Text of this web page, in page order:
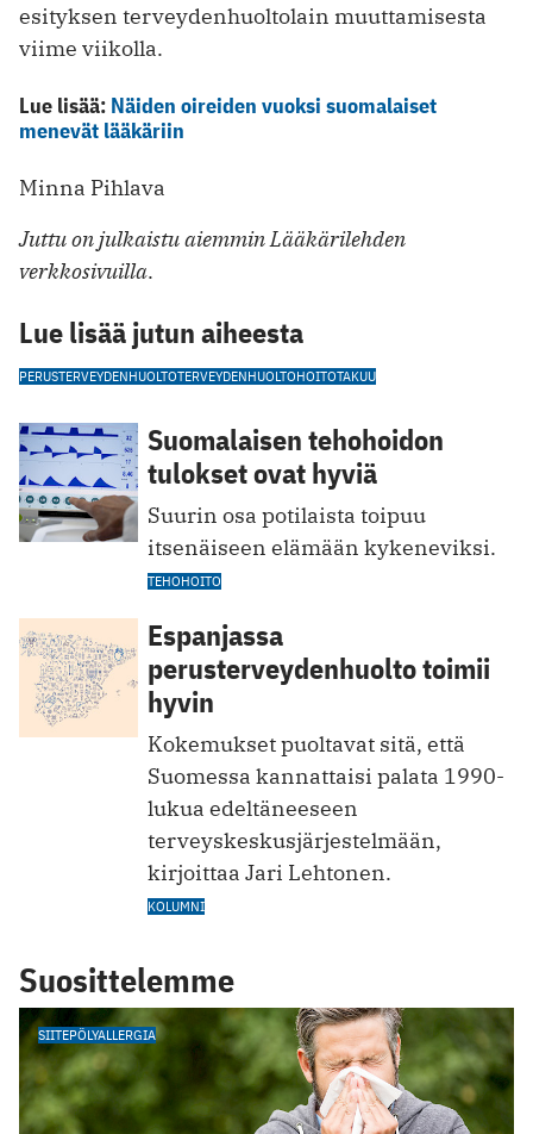
esityksen terveydenhuoltolain muuttamisesta
viime viikolla.
Lue lisää: Näiden oireiden vuoksi suomalaiset
menevät lääkäriin
Minna Pihlava
Juttu on julkaistu aiemmin Lääkärilehden
verkkosivuilla.
Lue lisää jutun aiheesta
PERUSTERVEYDENHUOLTOTERVEYDENHUOLTOHOITOTAKUU
Suomalaisen tehohoidon
tulokset ovat hyviä
Suurin osa potilaista toipuu
itsenäiseen elämään kykeneviksi.
TEHOHOITO
Espanjassa
perusterveydenhuolto toimii
hyvin
Kokemukset puoltavat sitä, että
Suomessa kannattaisi palata 1990-
lukua edeltäneeseen
terveyskeskusjärjestelmään,
kirjoittaa Jari Lehtonen.
KOLUMNI
Suosittelemme
SIITEPÖLYALLERGIA